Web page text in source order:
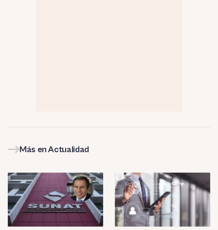
Más en Actualidad